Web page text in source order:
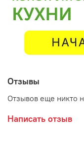
Отзывы
Отзывов еще никто
Написать отзыв